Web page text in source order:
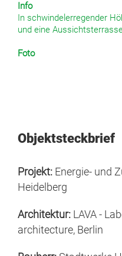
Info
In schwindelerregender
und eine
Foto
Objektsteckbrief
Projekt: Energie- und
Heidelberg
Architektur: LAVA -
architecture, Berlin